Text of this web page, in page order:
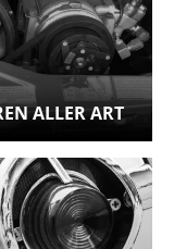
ALLER ART